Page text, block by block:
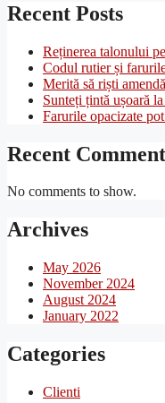
Recent Posts
Reținerea talonului
Codul rutier și
Merită să riști
Sunteți țintă ușoară
Farurile opacizate
Recent
No comments to show.
Archives
May 2026
November 2024
August 2024
January 2022
Categories
Clienti